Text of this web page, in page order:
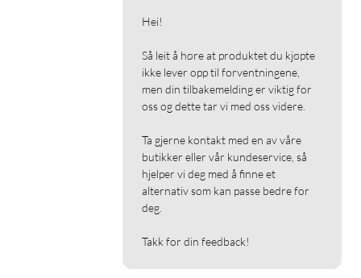
Hei!
Så leit å høre at produktet du kjøpte
ikke lever opp til forventningene,
men din tilbakemelding er viktig for
oss og dette tar vi med oss videre.
Ta gjerne kontakt med en av våre
butikker eller vår kundeservice, så
hjelper vi deg med å finne et
alternativ som kan passe bedre for
deg.
Takk for din feedback!